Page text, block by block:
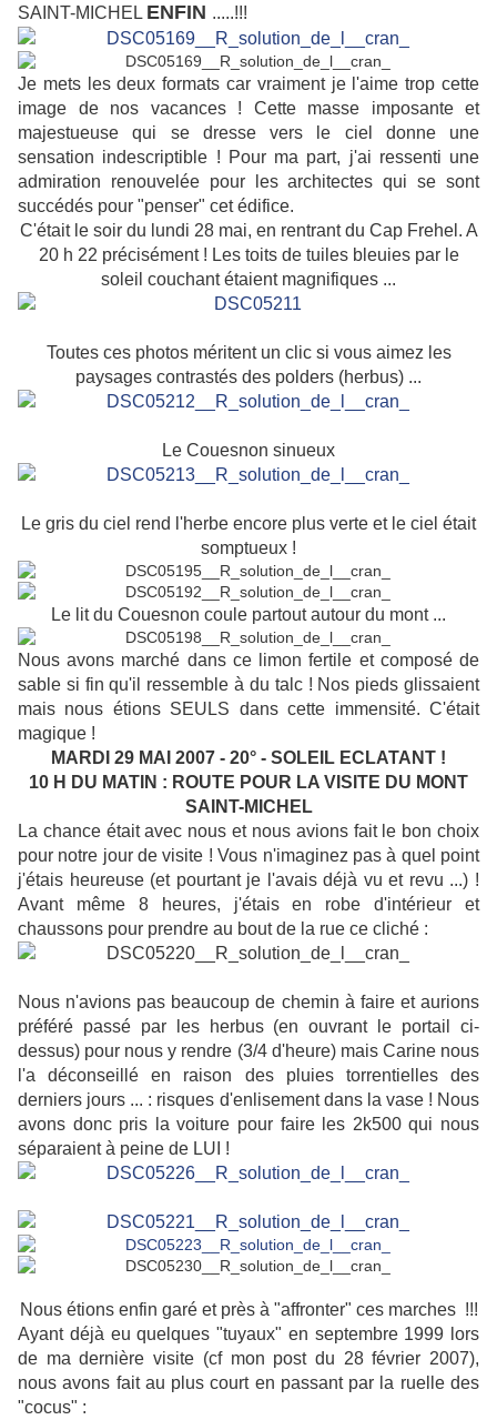
SAINT-MICHEL ENFIN .....!!!
Je mets les deux formats car vraiment je l'aime trop cette
image de nos vacances ! Cette masse imposante et
majestueuse qui se dresse vers le ciel donne une
sensation indescriptible ! Pour ma part, j'ai ressenti une
admiration renouvelée pour les architectes qui se sont
succédés pour "penser" cet édifice.
C'était le soir du lundi 28 mai, en rentrant du Cap Frehel. A
20 h 22 précisément ! Les toits de tuiles bleuies par le
soleil couchant étaient magnifiques ...
Toutes ces photos méritent un clic si vous aimez les
paysages contrastés des polders (herbus) ...
Le Couesnon sinueux
Le gris du ciel rend l'herbe encore plus verte et le ciel était
somptueux !
Le lit du Couesnon coule partout autour du mont ...
Nous avons marché dans ce limon fertile et composé de
sable si fin qu'il ressemble à du talc ! Nos pieds glissaient
mais nous étions SEULS dans cette immensité. C'était
magique !
MARDI 29 MAI 2007 - 20° - SOLEIL ECLATANT !
10 H DU MATIN : ROUTE POUR LA VISITE DU MONT
SAINT-MICHEL
La chance était avec nous et nous avions fait le bon choix
pour notre jour de visite ! Vous n'imaginez pas à quel point
j'étais heureuse (et pourtant je l'avais déjà vu et revu ...) !
Avant même 8 heures, j'étais en robe d'intérieur et
chaussons pour prendre au bout de la rue ce cliché :
Nous n'avions pas beaucoup de chemin à faire et aurions
préféré passé par les herbus (en ouvrant le portail ci-
dessus) pour nous y rendre (3/4 d'heure) mais Carine nous
l'a déconseillé en raison des pluies torrentielles des
derniers jours ... : risques d'enlisement dans la vase ! Nous
avons donc pris la voiture pour faire les 2k500 qui nous
séparaient à peine de LUI !
Nous étions enfin garé et près à "affronter" ces marches !!!
Ayant déjà eu quelques "tuyaux" en septembre 1999 lors
de ma dernière visite (cf mon post du 28 février 2007),
nous avons fait au plus court en passant par la ruelle des
"cocus" :